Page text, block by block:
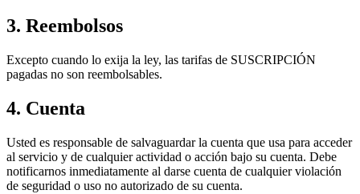
3. Reembolsos
Excepto cuando lo exija la ley, las tarifas de SUSCRIPCIÓN
pagadas no son reembolsables.
4. Cuenta
Usted es responsable de salvaguardar la cuenta que usa para acceder
al servicio y de cualquier actividad o acción bajo su cuenta. Debe
notificarnos inmediatamente al darse cuenta de cualquier violación
de seguridad o uso no autorizado de su cuenta.